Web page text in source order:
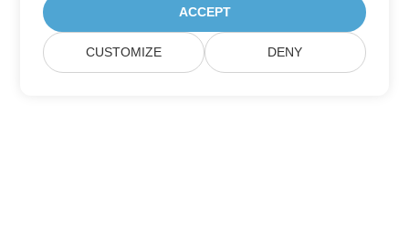
ACCEPT
CUSTOMIZE DENY